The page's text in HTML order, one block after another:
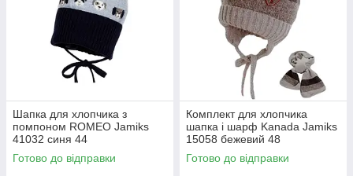
Шапка для хлопчика з
помпоном ROMEO Jamiks
41032 синя 44
Готово до відправки
Комплект для хлопчика
шапка і шарф Kanada Jamiks
15058 бежевий 48
Готово до відправки